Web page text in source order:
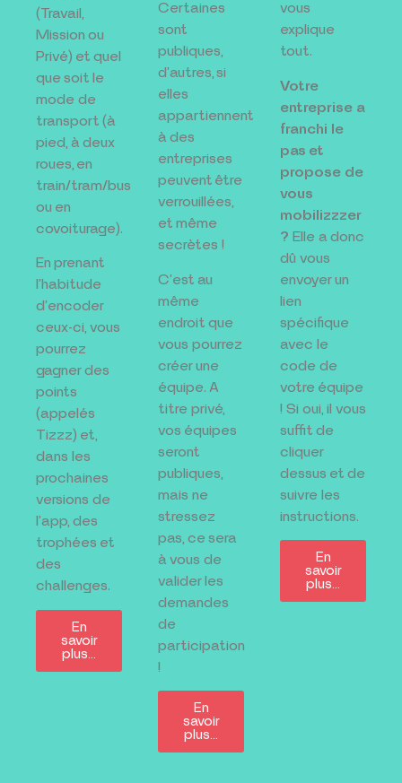
(Travail,
Mission ou
Privé) et quel
que soit le
mode de
transport (à
pied, à deux
roues, en
train/tram/bus
ou en
covoiturage).
En prenant
l’habitude
d’encoder
ceux-ci, vous
pourrez
gagner des
points
(appelés
Tizzz) et,
dans les
prochaines
versions de
l’app, des
trophées et
des
challenges.
En
savoir
plus…
Certaines
sont
publiques,
d’autres, si
elles
appartiennent
à des
entreprises
peuvent être
verrouillées,
et même
secrètes !
C’est au
même
endroit que
vous pourrez
créer une
équipe. A
titre privé,
vos équipes
seront
publiques,
mais ne
stressez
pas, ce sera
à vous de
valider les
demandes
de
participation
!
En
savoir
plus…
vous
explique
tout.
Votre
entreprise a
franchi le
pas et
propose de
vous
mobilizzzer
? Elle a donc
dû vous
envoyer un
lien
spécifique
avec le
code de
votre équipe
! Si oui, il vous
suffit de
cliquer
dessus et de
suivre les
instructions.
En
savoir
plus…